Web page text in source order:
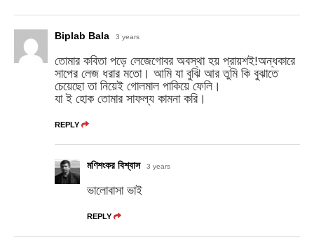
Biplab Bala 3 years
তোমার কবিতা পড়ে লেজেগোবর অবস্থা হয় প্রায়শই!অন্ধকারে
সাপের লেজ ধরার মতো। আমি যা বুঝি আর তুমি কি বুঝাতে
চেয়েছো তা নিয়েই গোলমাল পাকিয়ে ফেলি।
যা ই হোক তোমার সাফল্য কামনা করি।
REPLY
মণিশংকর বিশ্বাস 3 years
ভালোবাসা ভাই
REPLY